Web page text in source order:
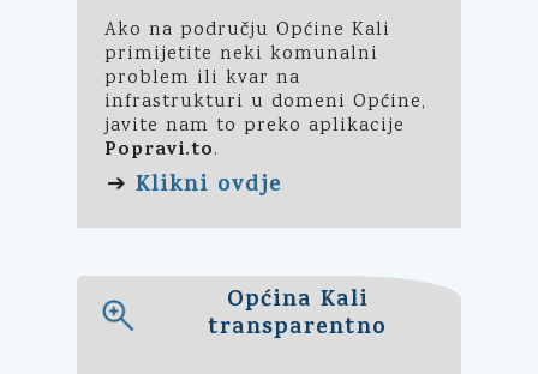
Ako na području Općine Kali
primijetite neki komunalni
problem ili kvar na
infrastrukturi u domeni Općine,
javite nam to preko aplikacije
Popravi.to.
➔ Klikni ovdje
Općina Kali
transparentno